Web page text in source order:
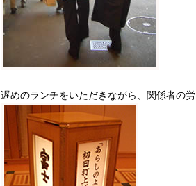
遅めのランチをいただきながら、関係者の